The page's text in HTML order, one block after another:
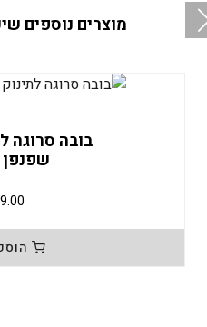
מוצרים נוספים
בובה סרוגה